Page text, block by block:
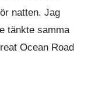
natten. Jag
tänkte samma
Ocean Road